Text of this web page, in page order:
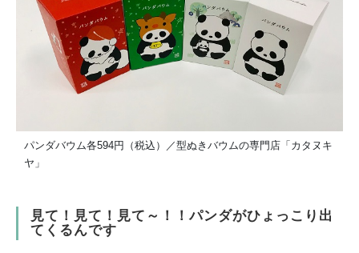
パンダバウム各594円（税込）／型ぬきバウムの専門店「カタヌキ
ヤ」
見て！見て！見て～！！パンダがひょっこり出
てくるんです